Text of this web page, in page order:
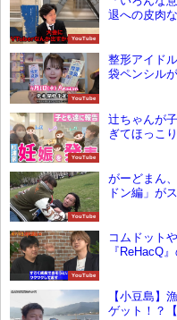
YouTube
退への皮肉
YouTube
整形アイド
袋ペンシル
YouTube
辻ちゃんが
ぎてほっこり
YouTube
がーどまん
ドン編」が
YouTube
コムドット
『ReHacQ
【小豆島】
ゲット！？【